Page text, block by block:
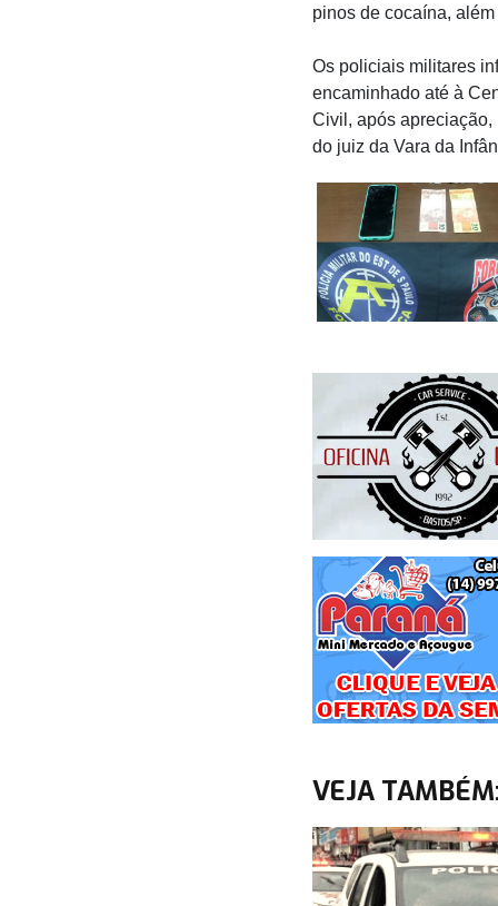
pinos de cocaína,
Os policiais militares
encaminhado até à
Civil, após
do juiz da Vara da
VEJA